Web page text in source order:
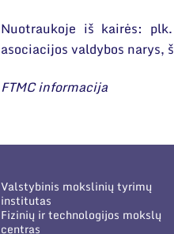
Nuotraukoje iš kairės:
asociacijos valdybos narys,
FTMC informacija
Valstybinis mokslinių tyrimų
institutas
Fizinių ir technologijos mokslų
centras